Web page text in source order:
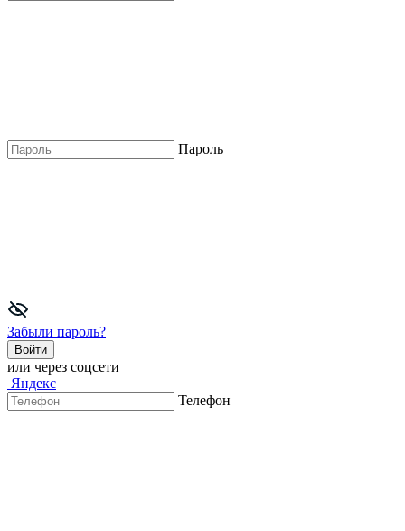
Пароль
Забыли пароль?
Войти
или через соцсети
Яндекс
Телефон